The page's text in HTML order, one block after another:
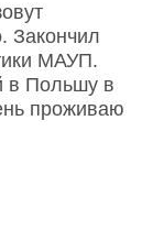
Закончил
МАУП.
в Польшу в
проживаю